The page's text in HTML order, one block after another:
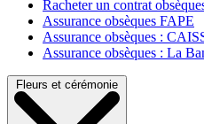
Racheter un contrat
Assurance obsèques FAPE
Assurance obsèques :
Assurance obsèques : La
Fleurs et cérémonie